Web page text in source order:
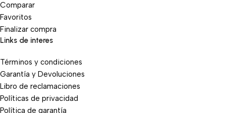
Comparar
Favoritos
Finalizar compra
Links de interes
Términos y condiciones
Garantía y Devoluciones
Libro de reclamaciones
Políticas de privacidad
Política de garantía